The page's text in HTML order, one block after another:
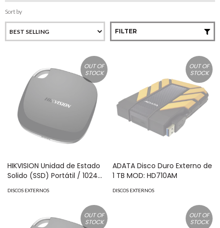
Sort by
FILTER
OUT OF
STOCK
HIKVISION Unidad de Estado
Solido (SSD) Portátil / 1024
HS-ESSD-T100I/1024G
DISCOS EXTERNOS
OUT OF
STOCK
ADATA Disco Duro Externo de
1 TB MOD: HD710AM
DISCOS EXTERNOS
OUT OF
STOCK
OUT OF
STOCK